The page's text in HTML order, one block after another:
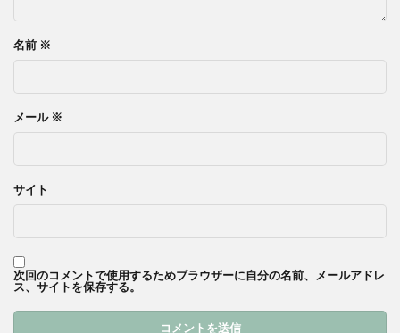
名前 ※
メール ※
サイト
次回のコメントで使用するためブラウザーに自分の名前、メールアドレ
ス、サイトを保存する。